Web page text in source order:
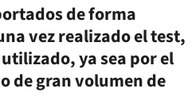
de forma
vez realizado el test,
ya sea por el
de gran volumen de